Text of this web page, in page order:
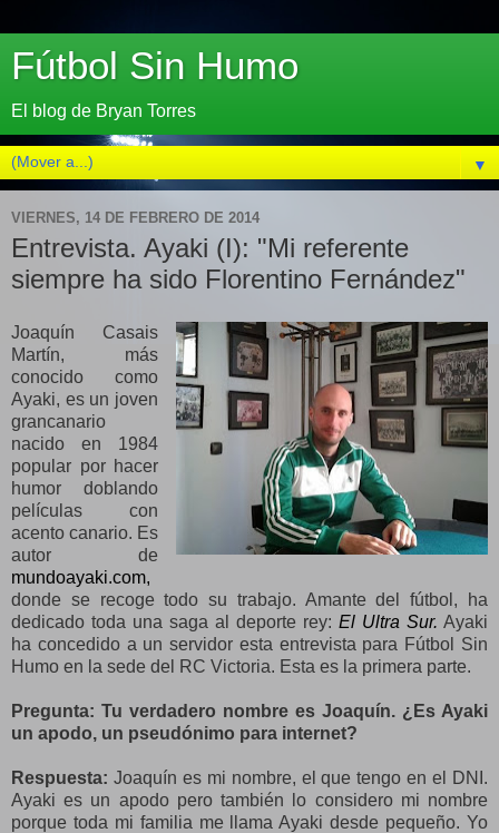
Fútbol Sin Humo
El blog de Bryan Torres
▼
VIERNES, 14 DE FEBRERO DE 2014
Entrevista. Ayaki (I): "Mi referente
siempre ha sido Florentino Fernández"
Joaquín Casais
Martín, más
conocido como
Ayaki, es un joven
grancanario
nacido en 1984
popular por hacer
humor doblando
películas con
acento canario. Es
autor de
mundoayaki.com,
donde se recoge todo su trabajo. Amante del fútbol, ha
dedicado toda una saga al deporte rey: El Ultra Sur. Ayaki
ha concedido a un servidor esta entrevista para Fútbol Sin
Humo en la sede del RC Victoria. Esta es la primera parte.
Pregunta: Tu verdadero nombre es Joaquín. ¿Es Ayaki
un apodo, un pseudónimo para internet?
Respuesta: Joaquín es mi nombre, el que tengo en el DNI.
Ayaki es un apodo pero también lo considero mi nombre
porque toda mi familia me llama Ayaki desde pequeño. Yo